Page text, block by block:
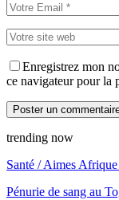
Enregistrez mon
ce navigateur pour la
trending now
Santé / Aimes
Pénurie de sang au